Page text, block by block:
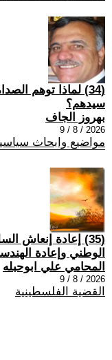
(34) ‏لماذا توهم
سيدهم؟
بهروز الجاف
2026 / 8 / 9
مواضيع وابحاث
(35) إعادة إنعاش
الوطني وإعادة
المحامي علي ابوحبله
2026 / 8 / 9
القضية الفلسطينية